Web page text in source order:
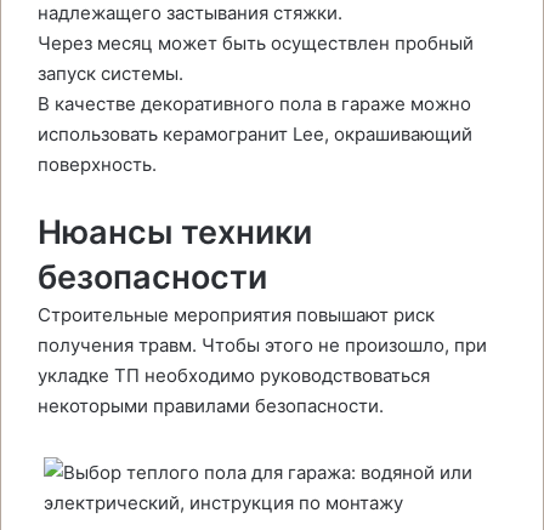
надлежащего застывания стяжки.
Через месяц может быть осуществлен пробный
запуск системы.
В качестве декоративного пола в гараже можно
использовать керамогранит Lee, окрашивающий
поверхность.
Нюансы техники
безопасности
Строительные мероприятия повышают риск
получения травм. Чтобы этого не произошло, при
укладке ТП необходимо руководствоваться
некоторыми правилами безопасности.